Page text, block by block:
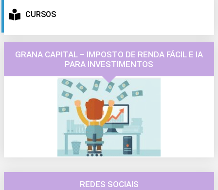
CURSOS
GRANA CAPITAL – IMPOSTO DE RENDA FÁCIL E IA
PARA INVESTIMENTOS
REDES SOCIAIS